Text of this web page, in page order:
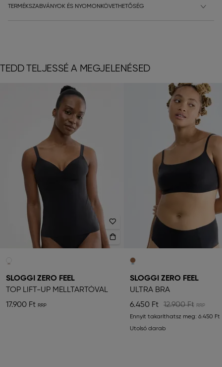
TERMÉKSZABVÁNYOK ÉS NYOMONKÖVETHETŐSÉG
TEDD TELJESSÉ A MEGJELENÉSED
SLOGGI ZERO FEEL
TOP LIFT-UP MELLTARTÓVAL
17.900 Ft
SLOGGI ZERO FEEL
ULTRA BRA
6.450 Ft
12.900 Ft
Ennyit takaríthatsz meg: 6.450 Ft
Utolsó darab